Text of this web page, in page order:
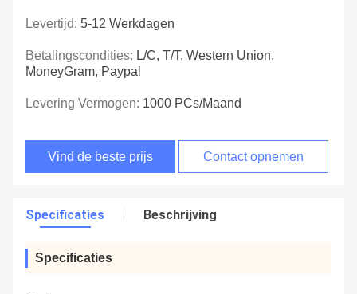
Levertijd: 5-12 Werkdagen
Betalingscondities: L/C, T/T, Western Union,
MoneyGram, Paypal
Levering Vermogen: 1000 PCs/maand
Vind de beste prijs Contact opnemen
Specificaties Beschrijving
Specificaties